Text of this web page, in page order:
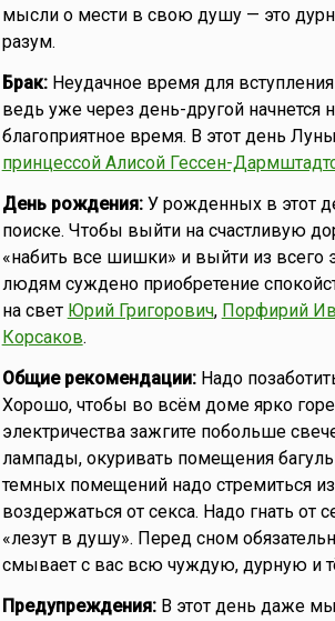
мысли о мести в свою душу — это
разум.
Брак:Неудачное время для
ведь уже через день-другой
благоприятное время. В этот день
принцессой Алисой Гессен-
День рождения:У рожденных в этот
поиске. Чтобы выйти на счастливую
«набить все шишки» и выйти из всего
людям суждено приобретение
на свет Юрий Григорович, Порфирий
Корсаков.
Общие рекомендации:Надо
Хорошо, чтобы во всём доме ярко
электричества зажгите побольше
лампады, окуривать помещения
темных помещений надо стремиться
воздержаться от секса. Надо гнать
«лезут в душу». Перед сном
смывает с вас всю чуждую, дурную и
Предупреждения:В этот день даже